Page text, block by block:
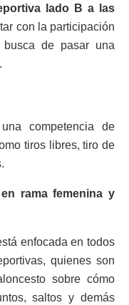
lado B a las
con la participación
de pasar una
competencia de
tiros libres, tiro de
rama femenina y
enfocada en todos
quienes son
sobre cómo
saltos y demás